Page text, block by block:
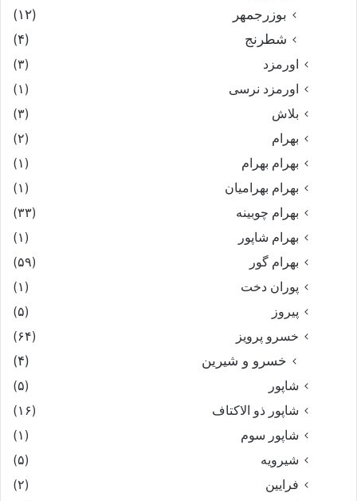
بوزرجمهر
(۱۲)
شطرنج
(۴)
اورمزد
(۳)
اورمزد نرسى‏
(۱)
بلاش
(۳)
بهرام
(۲)
بهرام بهرام
(۱)
بهرام بهرامیان‏
(۱)
بهرام چوبینه
(۳۳)
بهرام شاپور
(۱)
بهرام گور
(۵۹)
پوران دخت
(۱)
پیروز
(۵)
خسرو پرویز
(۶۴)
خسرو و شیرین (۴)
شاپور
(۵)
شاپور ذو الاکتاف
(۱۶)
شاپور سوم‏
(۱)
شیرویه
(۵)
فرایین
(۲)